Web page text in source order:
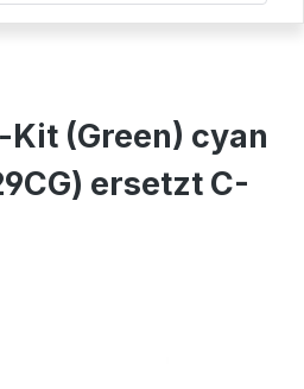
(Green) cyan
ersetzt C-